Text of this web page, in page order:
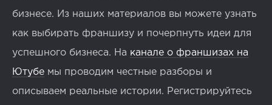
бизнесе. Из наших материалов вы можете узнать
как выбирать франшизу и почерпнуть идеи для
успешного бизнеса. На канале о франшизах на
Ютубе мы проводим честные разборы и
описываем реальные истории. Регистрируйтесь